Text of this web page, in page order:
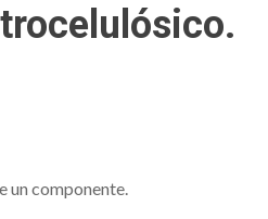
un componente.